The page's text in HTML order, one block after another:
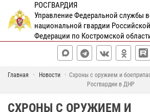
РОСГВАРДИЯ
Управление Федеральной службы
национальной гвардии Российской
Федерации по Костромской
Главная Новости
Схроны с оружием и
Росгвардии в ДНР
СХРОНЫ С ОРУЖИЕМ И